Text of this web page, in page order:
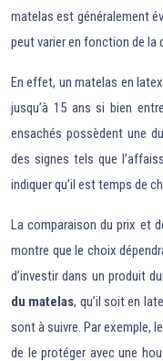
matelas est généralement
peut varier en fonction de
En effet, un matelas en
jusqu’à 15 ans si bien
ensachés possèdent une
des signes tels que
indiquer qu’il est temps de
La comparaison du prix et
montre que le choix
d’investir dans un produit
du matelas, qu’il soit en
sont à suivre. Par exemple,
de le protéger avec une